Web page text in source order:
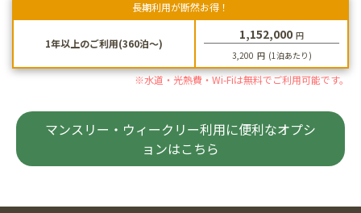
長期利用が断然お得！
1年以上のご利用(360泊～)
1,152,000 円
3,200 円 (1泊あたり)
※水道・光熱費・Wi-Fiは無料でご利用可能です。
マンスリー・ウィークリー利用に便利なオプシ
ョンはこちら